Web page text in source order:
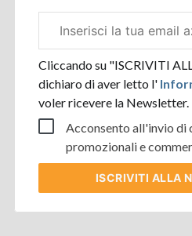
aziendale
Cliccando su "ISCRIVITI
dichiaro di aver letto l'
voler ricevere la Newsletter.
Acconsento all'invio di
promozionali e
ISCRIVITI ALLA